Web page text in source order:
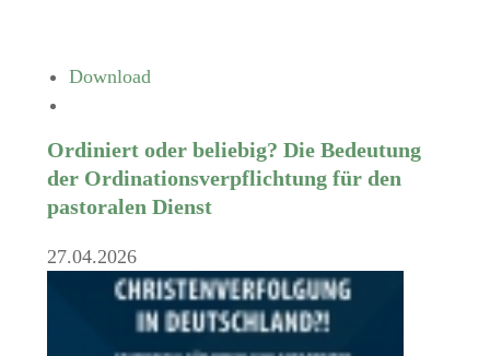
Download
Ordiniert oder beliebig? Die Bedeutung
der Ordinationsverpflichtung für den
pastoralen Dienst
27.04.2026